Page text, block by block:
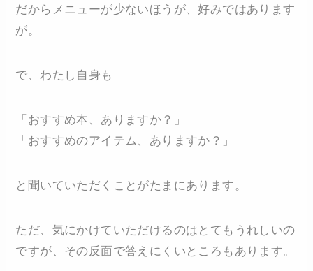
だからメニューが少ないほうが、好みではあります
が。
で、わたし自身も
「おすすめ本、ありますか？」
「おすすめのアイテム、ありますか？」
と聞いていただくことがたまにあります。
ただ、気にかけていただけるのはとてもうれしいの
ですが、その反面で答えにくいところもあります。